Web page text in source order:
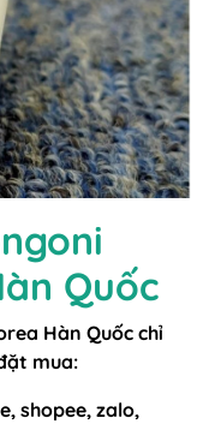
Quốc
Hàn Quốc chỉ
mua:
shopee, zalo,